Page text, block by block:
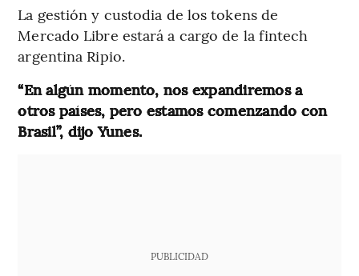
La gestión y custodia de los tokens de
Mercado Libre estará a cargo de la fintech
argentina Ripio.
“En algún momento, nos expandiremos a
otros países, pero estamos comenzando con
Brasil”, dijo Yunes.
PUBLICIDAD